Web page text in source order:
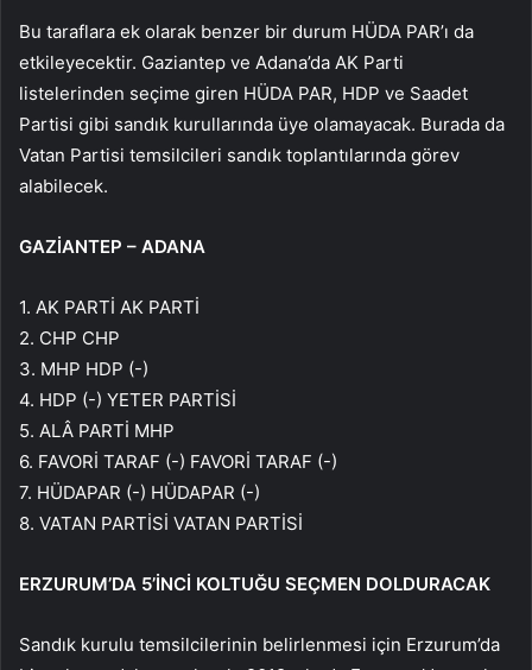
Bu taraflara ek olarak benzer bir durum HÜDA PAR’ı da
etkileyecektir. Gaziantep ve Adana’da AK Parti
listelerinden seçime giren HÜDA PAR, HDP ve Saadet
Partisi gibi sandık kurullarında üye olamayacak. Burada da
Vatan Partisi temsilcileri sandık toplantılarında görev
alabilecek.
GAZİANTEP – ADANA
1. AK PARTİ AK PARTİ
2. CHP CHP
3. MHP HDP (-)
4. HDP (-) YETER PARTİSİ
5. ALÂ PARTİ MHP
6. FAVORİ TARAF (-) FAVORİ TARAF (-)
7. HÜDAPAR (-) HÜDAPAR (-)
8. VATAN PARTİSİ VATAN PARTİSİ
ERZURUM’DA 5’İNCİ KOLTUĞU SEÇMEN DOLDURACAK
Sandık kurulu temsilcilerinin belirlenmesi için Erzurum’da